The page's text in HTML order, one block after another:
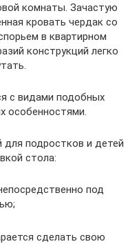
комнаты. Зачастую
кровать чердак со
в квартирном
конструкций легко
с видами подобных
особенностями.
подростков и детей
стола:
под
сделать свою